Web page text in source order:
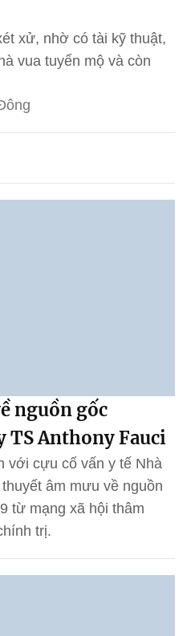
xử, nhờ có tài kỹ thuật,
vua tuyển mộ và còn
nguồn gốc
TS Anthony Fauci
với cựu cố vấn y tế Nhà
âm mưu về nguồn
từ mạng xã hội thâm
trị.